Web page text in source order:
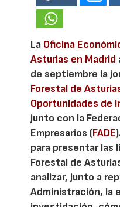
La Oficina
Asturias en Madrid
de septiembre la
Forestal de
Oportunidades de
junto con la
Empresarios (FADE
para presentar las
Forestal de
analizar, junto a
Administración, la